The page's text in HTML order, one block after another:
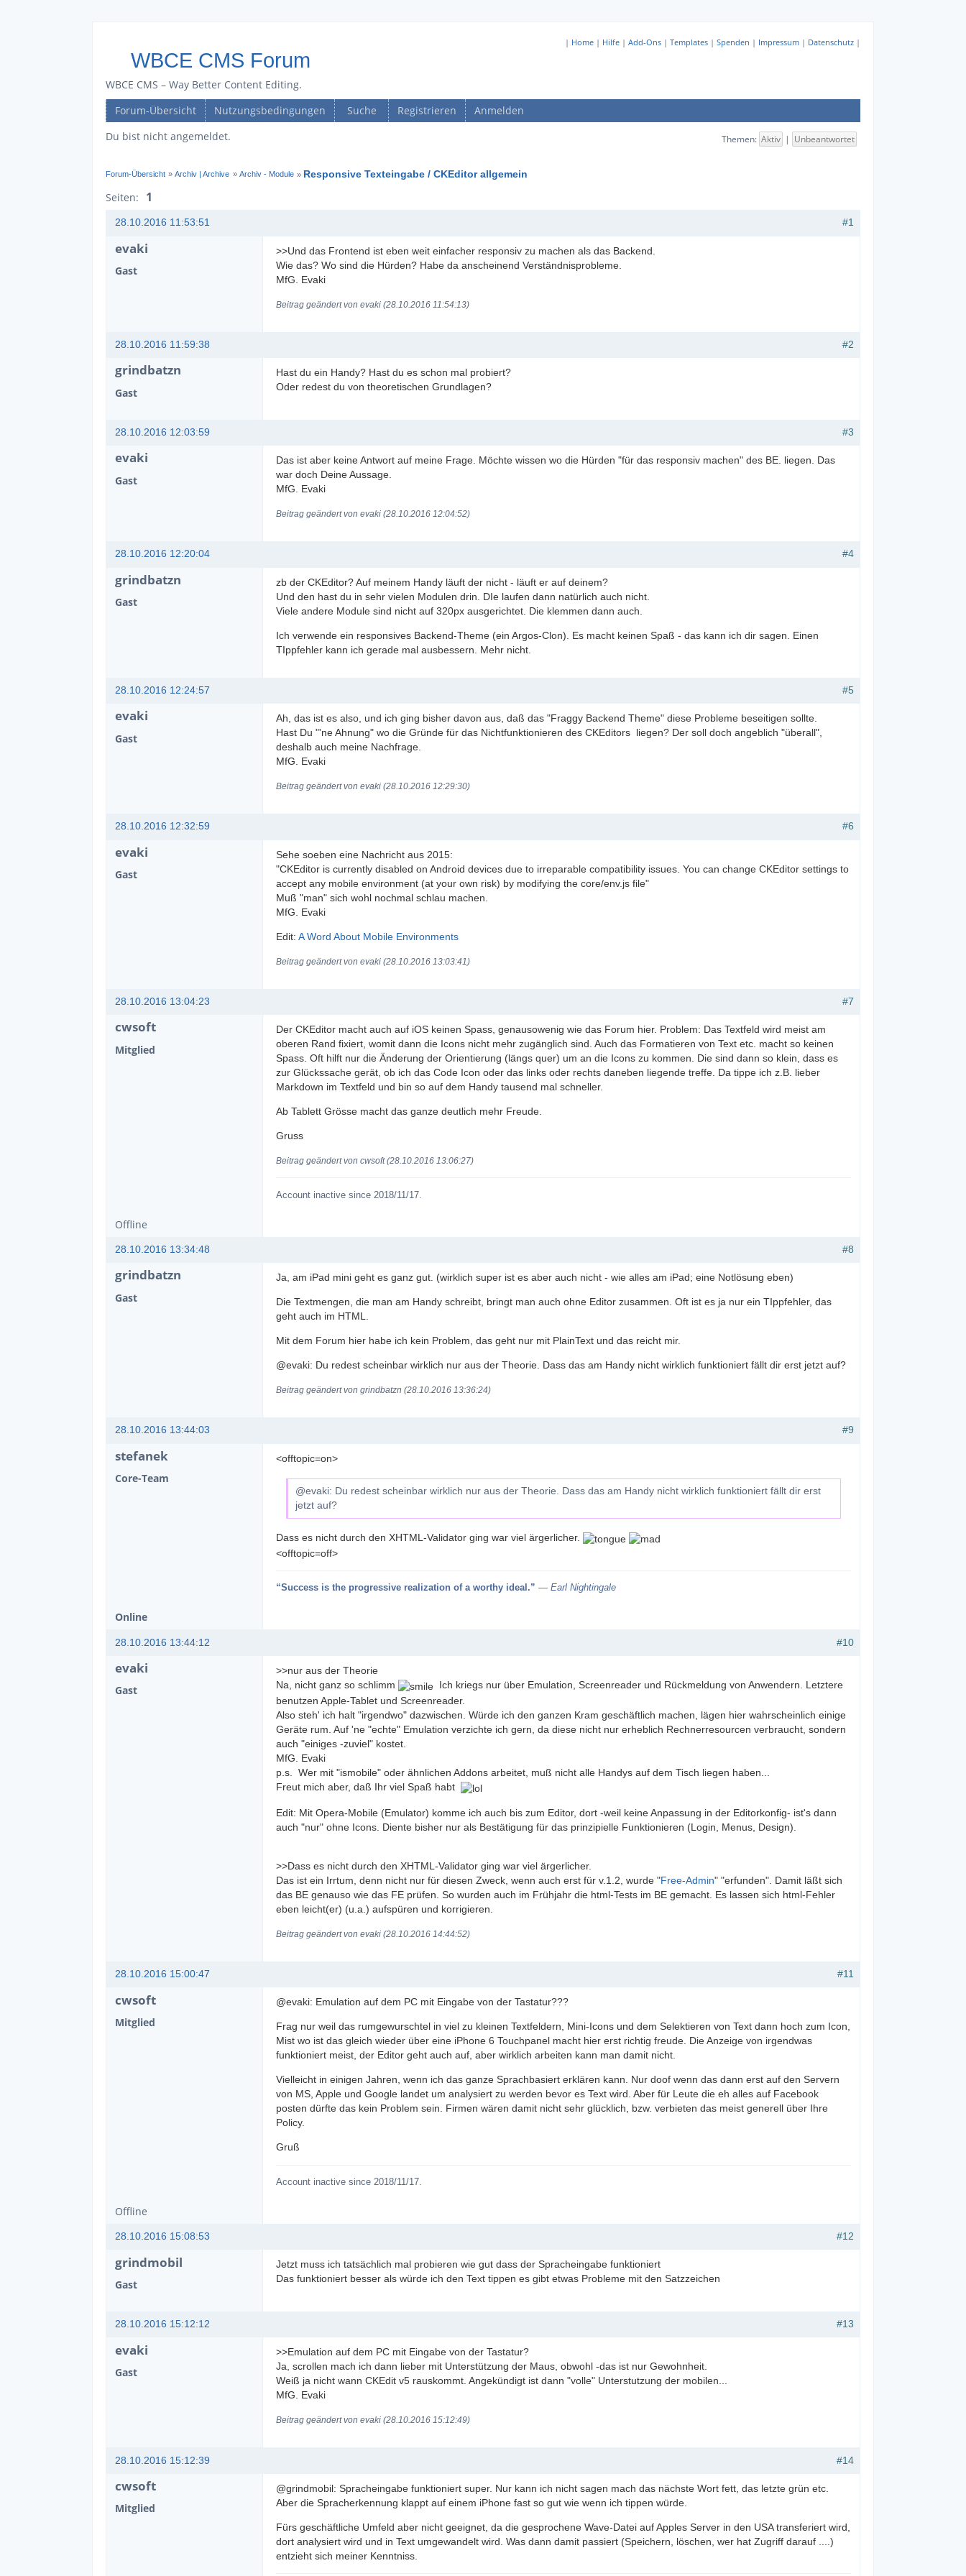
| Home | Hilfe | Add-Ons | Templates | Spenden | Impressum | Datenschutz |
WBCE CMS Forum
WBCE CMS – Way Better Content Editing.
Forum-Übersicht
Nutzungsbedingungen Suche Registrieren
Anmelden
Du bist nicht angemeldet.
Themen: Aktiv | Unbeantwortet
Forum-Übersicht »Archiv | Archive » Archiv - Module » Responsive Texteingabe / CKEditor allgemein
Seiten: 1
#1
28.10.2016 11:53:51
evaki
Gast
>>Und das Frontend ist eben weit einfacher responsiv zu machen als das Backend.
Wie das? Wo sind die Hürden? Habe da anscheinend Verständnisprobleme.
MfG. Evaki
Beitrag geändert von evaki (28.10.2016 11:54:13)
#2
28.10.2016 11:59:38
grindbatzn
Gast
Hast du ein Handy? Hast du es schon mal probiert?
Oder redest du von theoretischen Grundlagen?
#3
28.10.2016 12:03:59
evaki
Gast
Das ist aber keine Antwort auf meine Frage. Möchte wissen wo die Hürden "für das responsiv machen" des BE. liegen. Das
war doch Deine Aussage.
MfG. Evaki
Beitrag geändert von evaki (28.10.2016 12:04:52)
#4
28.10.2016 12:20:04
grindbatzn
Gast
zb der CKEditor? Auf meinem Handy läuft der nicht - läuft er auf deinem?
Und den hast du in sehr vielen Modulen drin. DIe laufen dann natürlich auch nicht.
Viele andere Module sind nicht auf 320px ausgerichtet. Die klemmen dann auch.
Ich verwende ein responsives Backend-Theme (ein Argos-Clon). Es macht keinen Spaß - das kann ich dir sagen. Einen
TIppfehler kann ich gerade mal ausbessern. Mehr nicht.
#5
28.10.2016 12:24:57
evaki
Gast
Ah, das ist es also, und ich ging bisher davon aus, daß das "Fraggy Backend Theme" diese Probleme beseitigen sollte.
Hast Du "'ne Ahnung" wo die Gründe für das Nichtfunktionieren des CKEditors liegen? Der soll doch angeblich "überall",
deshalb auch meine Nachfrage.
MfG. Evaki
Beitrag geändert von evaki (28.10.2016 12:29:30)
#6
28.10.2016 12:32:59
evaki
Gast
Sehe soeben eine Nachricht aus 2015:
"CKEditor is currently disabled on Android devices due to irreparable compatibility issues. You can change CKEditor settings to
accept any mobile environment (at your own risk) by modifying the core/env.js file"
Muß "man" sich wohl nochmal schlau machen.
MfG. Evaki
Edit: A Word About Mobile Environments
Beitrag geändert von evaki (28.10.2016 13:03:41)
#7
28.10.2016 13:04:23
cwsoft
Mitglied
Der CKEditor macht auch auf iOS keinen Spass, genausowenig wie das Forum hier. Problem: Das Textfeld wird meist am
oberen Rand fixiert, womit dann die Icons nicht mehr zugänglich sind. Auch das Formatieren von Text etc. macht so keinen
Spass. Oft hilft nur die Änderung der Orientierung (längs quer) um an die Icons zu kommen. Die sind dann so klein, dass es
zur Glückssache gerät, ob ich das Code Icon oder das links oder rechts daneben liegende treffe. Da tippe ich z.B. lieber
Markdown im Textfeld und bin so auf dem Handy tausend mal schneller.
Ab Tablett Grösse macht das ganze deutlich mehr Freude.
Gruss
Beitrag geändert von cwsoft (28.10.2016 13:06:27)
Account inactive since 2018/11/17.
Offline
#8
28.10.2016 13:34:48
grindbatzn
Gast
Ja, am iPad mini geht es ganz gut. (wirklich super ist es aber auch nicht - wie alles am iPad; eine Notlösung eben)
Die Textmengen, die man am Handy schreibt, bringt man auch ohne Editor zusammen. Oft ist es ja nur ein TIppfehler, das
geht auch im HTML.
Mit dem Forum hier habe ich kein Problem, das geht nur mit PlainText und das reicht mir.
@evaki: Du redest scheinbar wirklich nur aus der Theorie. Dass das am Handy nicht wirklich funktioniert fällt dir erst jetzt auf?
Beitrag geändert von grindbatzn (28.10.2016 13:36:24)
#9
28.10.2016 13:44:03
stefanek
Core-Team
<offtopic=on>
@evaki: Du redest scheinbar wirklich nur aus der Theorie. Dass das am Handy nicht wirklich funktioniert fällt dir erst
jetzt auf?
Dass es nicht durch den XHTML-Validator ging war viel ärgerlicher.
<offtopic=off>
“Success is the progressive realization of a worthy ideal.” ― Earl Nightingale
Online
#10
28.10.2016 13:44:12
evaki
Gast
>>nur aus der Theorie
Na, nicht ganz so schlimm
Ich kriegs nur über Emulation, Screenreader und Rückmeldung von Anwendern. Letztere
benutzen Apple-Tablet und Screenreader.
Also steh' ich halt "irgendwo" dazwischen. Würde ich den ganzen Kram geschäftlich machen, lägen hier wahrscheinlich einige
Geräte rum. Auf 'ne "echte" Emulation verzichte ich gern, da diese nicht nur erheblich Rechnerresourcen verbraucht, sondern
auch "einiges -zuviel" kostet.
MfG. Evaki
p.s. Wer mit "ismobile" oder ähnlichen Addons arbeitet, muß nicht alle Handys auf dem Tisch liegen haben...
Freut mich aber, daß Ihr viel Spaß habt
Edit: Mit Opera-Mobile (Emulator) komme ich auch bis zum Editor, dort -weil keine Anpassung in der Editorkonfig- ist's dann
auch "nur" ohne Icons. Diente bisher nur als Bestätigung für das prinzipielle Funktionieren (Login, Menus, Design).
>>Dass es nicht durch den XHTML-Validator ging war viel ärgerlicher.
Das ist ein Irrtum, denn nicht nur für diesen Zweck, wenn auch erst für v.1.2, wurde "Free-Admin" "erfunden". Damit läßt sich
das BE genauso wie das FE prüfen. So wurden auch im Frühjahr die html-Tests im BE gemacht. Es lassen sich html-Fehler
eben leicht(er) (u.a.) aufspüren und korrigieren.
Beitrag geändert von evaki (28.10.2016 14:44:52)
#11
28.10.2016 15:00:47
cwsoft
Mitglied
@evaki: Emulation auf dem PC mit Eingabe von der Tastatur???
Frag nur weil das rumgewurschtel in viel zu kleinen Textfeldern, Mini-Icons und dem Selektieren von Text dann hoch zum Icon,
Mist wo ist das gleich wieder über eine iPhone 6 Touchpanel macht hier erst richtig freude. Die Anzeige von irgendwas
funktioniert meist, der Editor geht auch auf, aber wirklich arbeiten kann man damit nicht.
Vielleicht in einigen Jahren, wenn ich das ganze Sprachbasiert erklären kann. Nur doof wenn das dann erst auf den Servern
von MS, Apple und Google landet um analysiert zu werden bevor es Text wird. Aber für Leute die eh alles auf Facebook
posten dürfte das kein Problem sein. Firmen wären damit nicht sehr glücklich, bzw. verbieten das meist generell über Ihre
Policy.
Gruß
Account inactive since 2018/11/17.
Offline
#12
28.10.2016 15:08:53
grindmobil
Gast
Jetzt muss ich tatsächlich mal probieren wie gut dass der Spracheingabe funktioniert
Das funktioniert besser als würde ich den Text tippen es gibt etwas Probleme mit den Satzzeichen
#13
28.10.2016 15:12:12
evaki
Gast
>>Emulation auf dem PC mit Eingabe von der Tastatur?
Ja, scrollen mach ich dann lieber mit Unterstützung der Maus, obwohl -das ist nur Gewohnheit.
Weiß ja nicht wann CKEdit v5 rauskommt. Angekündigt ist dann "volle" Unterstutzung der mobilen...
MfG. Evaki
Beitrag geändert von evaki (28.10.2016 15:12:49)
#14
28.10.2016 15:12:39
cwsoft
Mitglied
@grindmobil: Spracheingabe funktioniert super. Nur kann ich nicht sagen mach das nächste Wort fett, das letzte grün etc.
Aber die Spracherkennung klappt auf einem iPhone fast so gut wie wenn ich tippen würde.
Fürs geschäftliche Umfeld aber nicht geeignet, da die gesprochene Wave-Datei auf Apples Server in den USA transferiert wird,
dort analysiert wird und in Text umgewandelt wird. Was dann damit passiert (Speichern, löschen, wer hat Zugriff darauf ....)
entzieht sich meiner Kenntniss.